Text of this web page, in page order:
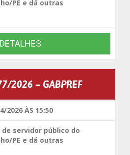
PE e dá outras
DETALHES
2026 – GABPREF
2026 ÀS 15:50
servidor público do
PE e dá outras